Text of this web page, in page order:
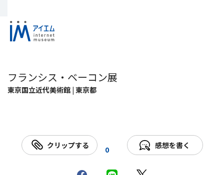
フランシス・ベーコン展
東京国立近代美術館 | 東京都
クリップする 0 感想を書く